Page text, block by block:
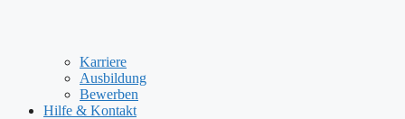
Karriere
Ausbildung
Bewerben
Hilfe & Kontakt